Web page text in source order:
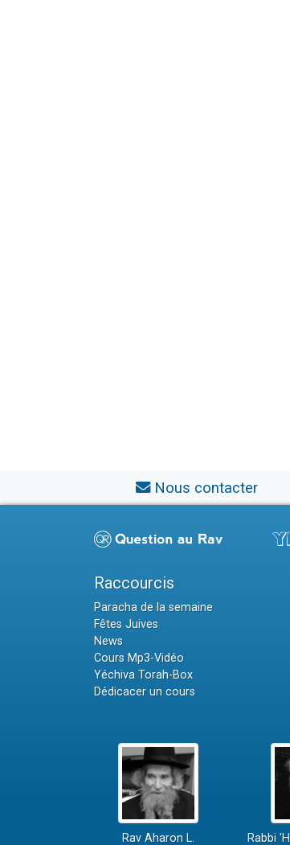
Nous contacter
Raccourcis
Paracha de la semaine
Fêtes Juives
News
Cours Mp3-Vidéo
Yéchiva Torah-Box
Dédicacer un cours
Rav Aharon L. Rabbi